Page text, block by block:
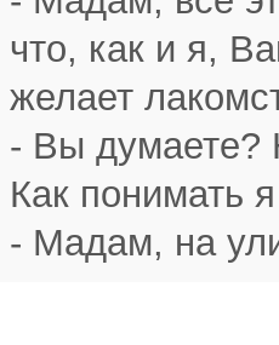
что, как и я,
желает
- Вы думаете?
Как понимать
- Мадам, на